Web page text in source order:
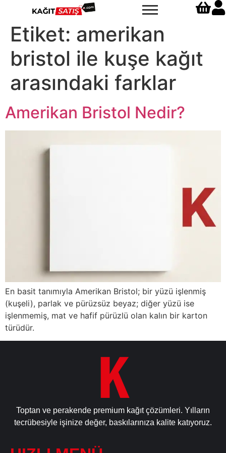
Etiket: amerikan
bristol ile kuşe kağıt
arasındaki farklar
Amerikan Bristol Nedir?
En basit tanımıyla Amerikan Bristol; bir yüzü işlenmiş
(kuşeli), parlak ve pürüzsüz beyaz; diğer yüzü ise
işlenmemiş, mat ve hafif pürüzlü olan kalın bir karton
türüdür.
Toptan ve perakende premium kağıt çözümleri. Yılların
tecrübesiyle işinize değer, baskılarınıza kalite katıyoruz.